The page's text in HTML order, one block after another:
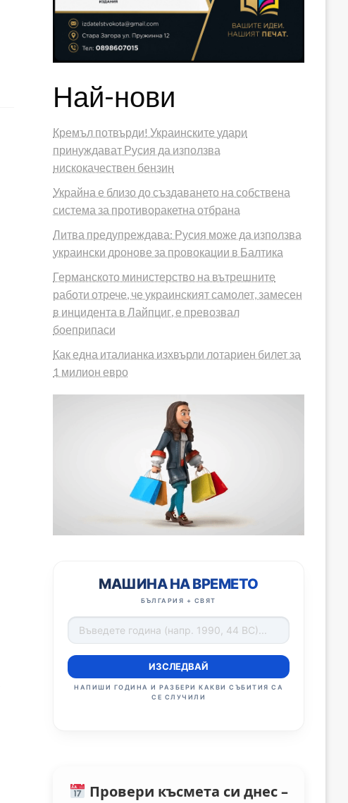
Най-нови
Кремъл потвърди! Украинските удари
принуждават Русия да използва
нискокачествен бензин
Украйна е близо до създаването на собствена
система за противоракетна отбрана
Литва предупреждава: Русия може да използва
украински дронове за провокации в Балтика
Германското министерство на вътрешните
работи отрече, че украинският самолет, замесен
в инцидента в Лайпциг, е превозвал
боеприпаси
Как една италианка изхвърли лотариен билет за
1 милион евро
МАШИНА НА ВРЕМЕТО
БЪЛГАРИЯ + СВЯТ
ИЗСЛЕДВАЙ
НАПИШИ ГОДИНА И РАЗБЕРИ КАКВИ СЪБИТИЯ СА
СЕ СЛУЧИЛИ
Провери късмета си днес –